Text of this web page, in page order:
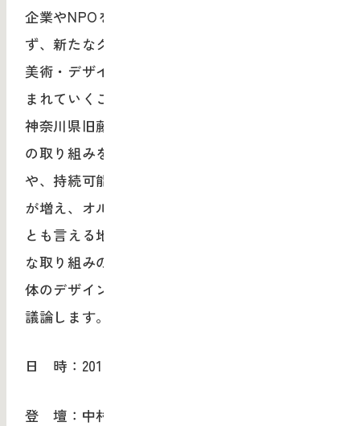
企業やNPOをはじめとした地域活動のみなら
ず、新たなクリエイティブのアプローチとして
美術・デザイン教育の現場でもますます取り組
まれていくことが予想されます。
神奈川県旧藤野町には、約30年前からの芸術へ
の取り組みを契機にアーティストのスタジオ
や、持続可能な暮らしを目指す様々な取り組み
が増え、オルタナティブなカルチャーの集積地
とも言える地域になっています。藤野での様々
な取り組みのデザインを聞くとともに、地域全
体のデザインについてを藤野のキーパーソンが
議論します。
日 時：2018年12月6日 (木) 19:00-21:00
登 壇：中村賢一(藤野里山交流協議会会長・藤